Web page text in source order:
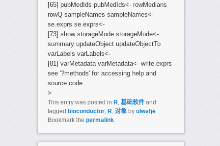
[65] pubMedIds pubMedIds<- rowMedians
rowQ sampleNames sampleNames<-
se.exprs se.exprs<-
[73] show storageMode storageMode<-
summary updateObject updateObjectTo
varLabels varLabels<-
[81] varMetadata varMetadata<- write.exprs
see '?methods' for accessing help and
source code
>
This entry was posted in R 基础软件and
tagged bioconductor, R 对象by ulwvfje.
Bookmark the permalink.